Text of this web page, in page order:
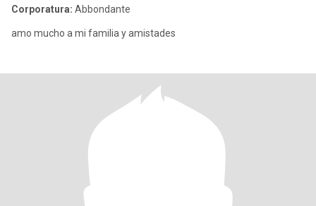
Corporatura: Abbondante
amo mucho a mi familia y amistades